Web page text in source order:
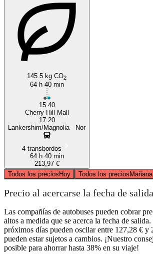
145.5 kg CO2
64 h 40 min
15:40
Cherry Hill Mall
17:20
Lankershim/Magnolia - Nor
4 transbordos
64 h 40 min
213,97 €
Todos los preciosHoy Todos los preciosMañana
Precio al acercarse la fecha de salida
Las compañías de autobuses pueden cobrar
altos a medida que se acerca la fecha de
próximos días pueden oscilar entre 127,28 € y
pueden estar sujetos a cambios. ¡Nuestro
posible para ahorrar hasta 38% en su viaje!